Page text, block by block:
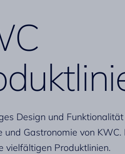
Design und
und Gastronomie von KWC.
vielfältigen Produktlinien.